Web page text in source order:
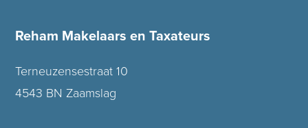
Reham Makelaars en Taxateurs
Terneuzensestraat 10
4543 BN Zaamslag